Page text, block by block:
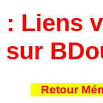
: Liens
Retour